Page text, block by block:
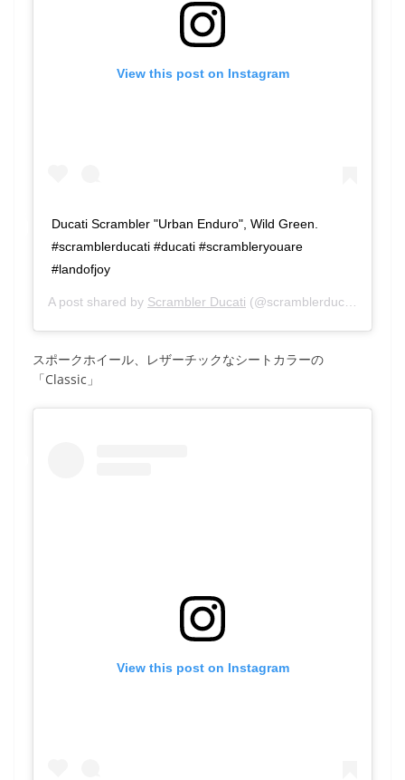
View this post on Instagram
Ducati Scrambler "Urban Enduro", Wild Green.
#scramblerducati #ducati #scrambleryouare
#landofjoy
A post shared by Scrambler Ducati (@scramblerducati) on
スポークホイール、レザーチックなシートカラーの
「Classic」
View this post on Instagram